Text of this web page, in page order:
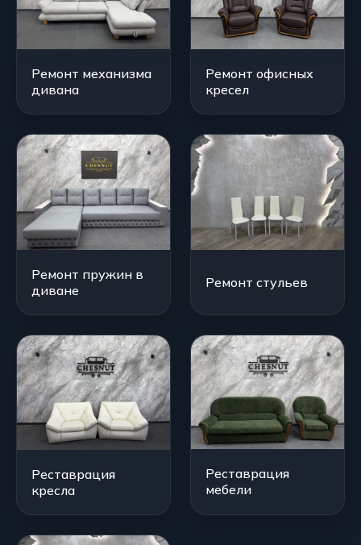
Ремонт механизма
дивана
Ремонт офисных
кресел
Ремонт пружин в
диване
Ремонт стульев
Реставрация
кресла
Реставрация
мебели